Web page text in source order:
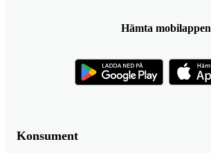
Konsument
Hämta mobilappen